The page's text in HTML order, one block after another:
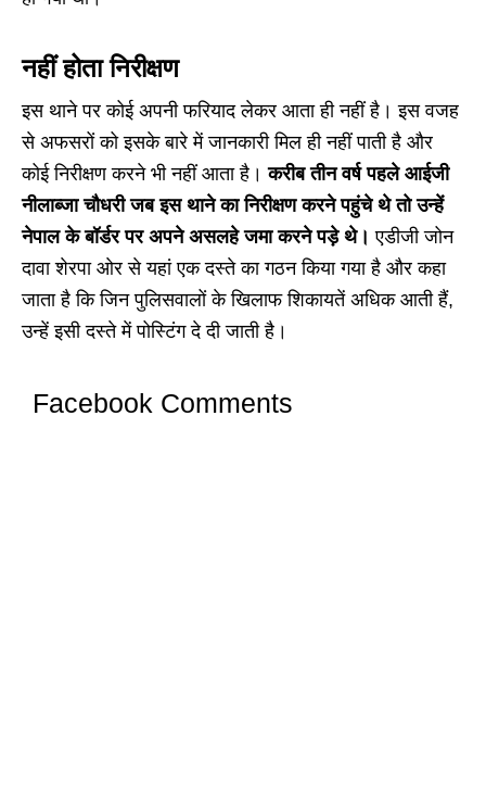
नहीं होता निरीक्षण
इस थाने पर कोई अपनी फरियाद लेकर आता ही नहीं है। इस वजह
से अफसरों को इसके बारे में जानकारी मिल ही नहीं पाती है और
कोई निरीक्षण करने भी नहीं आता है।करीब तीन वर्ष पहले आईजी
नीलाब्जा चौधरी जब इस थाने का निरीक्षण करने पहुंचे थे तो उन्हें
नेपाल के बॉर्डर पर अपने असलहे जमा करने पड़े थे। एडीजी जोन
दावा शेरपा ओर से यहां एक दस्ते का गठन किया गया है और कहा
जाता है कि जिन पुलिसवालों के खिलाफ शिकायतें अधिक आती हैं,
उन्हें इसी दस्ते में पोस्टिंग दे दी जाती है।
Facebook Comments